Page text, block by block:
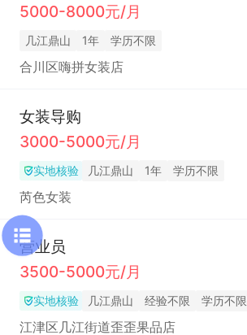
5000-8000元/月
几江鼎山 1年 学历不限
合川区嗨拼女装店
女装导购
3000-5000元/月
实地核验 几江鼎山 1年 学历不限
芮色女装
营业员
3500-5000元/月
实地核验 几江鼎山 经验不限 学历不限
江津区几江街道歪歪果品店